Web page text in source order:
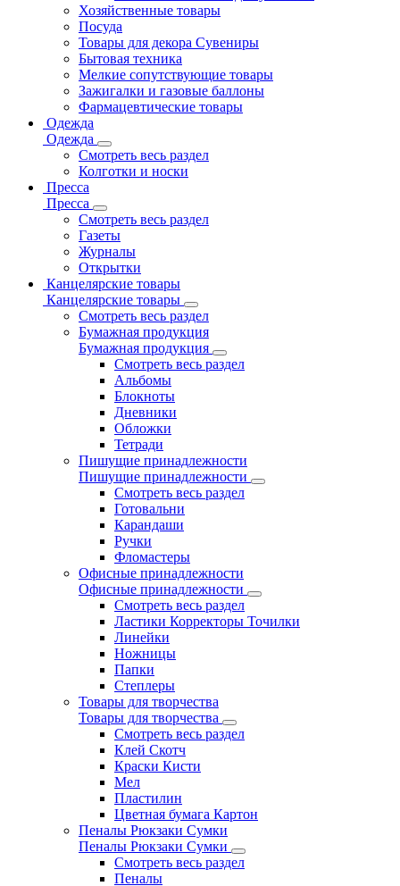
Хозяйственные товары
Посуда
Товары для декора Сувениры
Бытовая техника
Мелкие сопутствующие товары
Зажигалки и газовые баллоны
Фармацевтические товары
Одежда
Одежда
Смотреть весь раздел
Колготки и носки
Пресса
Пресса
Смотреть весь раздел
Газеты
Журналы
Открытки
Канцелярские товары
Канцелярские товары
Смотреть весь раздел
Бумажная продукция
Бумажная продукция
Смотреть весь раздел
Альбомы
Блокноты
Дневники
Обложки
Тетради
Пишущие принадлежности
Пишущие принадлежности
Смотреть весь раздел
Готовальни
Карандаши
Ручки
Фломастеры
Офисные принадлежности
Офисные принадлежности
Смотреть весь раздел
Ластики Корректоры Точилки
Линейки
Ножницы
Папки
Степлеры
Товары для творчества
Товары для творчества
Смотреть весь раздел
Клей Скотч
Краски Кисти
Мел
Пластилин
Цветная бумага Картон
Пеналы Рюкзаки Сумки
Пеналы Рюкзаки Сумки
Смотреть весь раздел
Пеналы